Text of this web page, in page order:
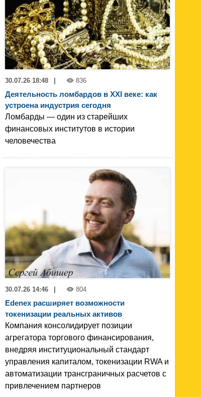
30.07.26 18:48 836
Деятельность ломбардов в XXI веке: как
устроена индустрия сегодня
Ломбарды — один из старейших
финансовых институтов в истории
человечества
30.07.26 14:46 | 804
Edenex расширяет возможности
токенизации реальных активов
Компания консолидирует позиции
агрегатора торгового финансирования,
внедряя институциональный стандарт
управления капиталом, токенизации RWA и
автоматизации трансграничных расчетов с
привлечением партнеров